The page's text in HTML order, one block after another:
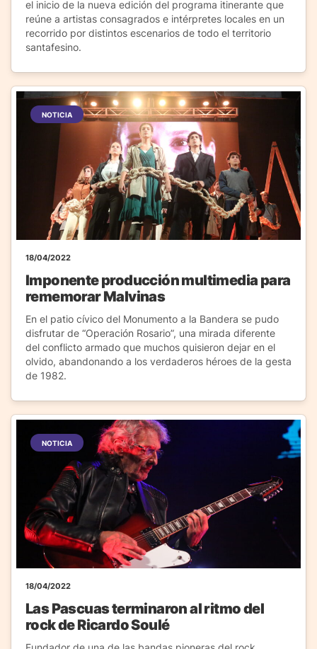
el inicio de la nueva edición del programa itinerante que
reúne a artistas consagrados e intérpretes locales en un
recorrido por distintos escenarios de todo el territorio
santafesino.
NOTICIA
18/04/2022
Imponente producción multimedia para
rememorar Malvinas
En el patio cívico del Monumento a la Bandera se pudo
disfrutar de “Operación Rosario”, una mirada diferente
del conflicto armado que muchos quisieron dejar en el
olvido, abandonando a los verdaderos héroes de la gesta
de 1982.
NOTICIA
18/04/2022
Las Pascuas terminaron al ritmo del
rock de Ricardo Soulé